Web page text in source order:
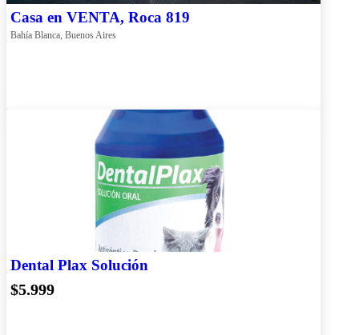
Casa en VENTA, Roca 819
Bahía Blanca, Buenos Aires
Dental Plax Solución
$5.999